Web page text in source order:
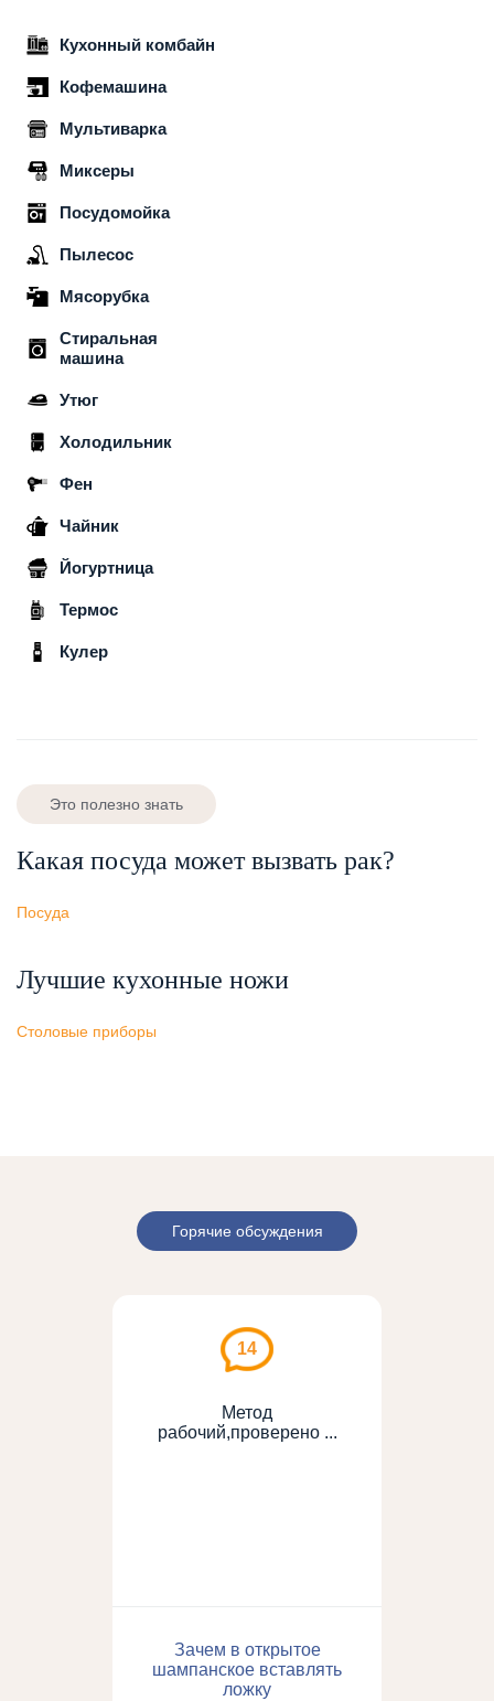
Кухонный комбайн
Кофемашина
Мультиварка
Миксеры
Посудомойка
Пылесос
Мясорубка
Стиральная
машина
Утюг
Холодильник
Фен
Чайник
Йогуртница
Термос
Кулер
Это полезно знать
Какая посуда может вызвать рак?
Посуда
Лучшие кухонные ножи
Столовые приборы
Горячие обсуждения
14
Метод
рабочий,проверено ...
Зачем в открытое
шампанское вставлять
ложку